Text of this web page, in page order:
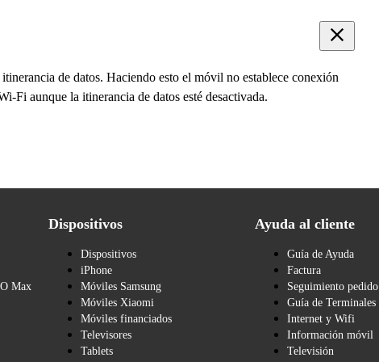
de datos. Haciendo esto el móvil no establece conexión
Fi aunque la itinerancia de datos esté desactivada.
Max
Dispositivos
Dispositivos
iPhone
Móviles Samsung
Móviles Xiaomi
Móviles financiados
Televisores
Tablets
Ayuda al cliente
Guía de Ayuda
Factura
Seguimiento pedido
Guía de Terminales
Internet y Wifi
Información móvil
Televisión